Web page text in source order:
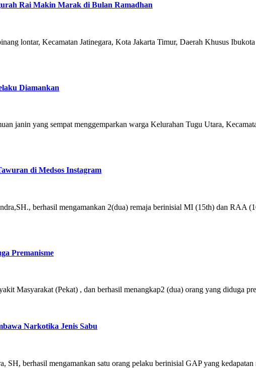
Rai Makin Marak di Bulan Ramadhan
lontar, Kecamatan Jatinegara, Kota Jakarta Timur, Daerah Khusus
Diamankan
janin yang sempat menggemparkan warga Kelurahan Tugu Utara,
di Medsos Instagram
berhasil mengamankan 2(dua) remaja berinisial MI (15th) dan RAA
Premanisme
Masyarakat (Pekat) , dan berhasil menangkap2 (dua) orang yang diduga
Narkotika Jenis Sabu
berhasil mengamankan satu orang pelaku berinisial GAP yang